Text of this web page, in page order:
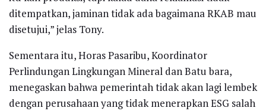
ditempatkan, jaminan tidak ada bagaimana RKAB mau
disetujui,” jelas Tony.
Sementara itu, Horas Pasaribu, Koordinator
Perlindungan Lingkungan Mineral dan Batu bara,
menegaskan bahwa pemerintah tidak akan lagi lembek
dengan perusahaan yang tidak menerapkan ESG salah